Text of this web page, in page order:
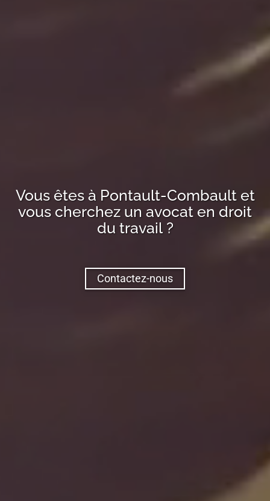
Vous êtes à Pontault-Combaultet
vous cherchez un avocat en droit
du travail ?
Contactez-nous